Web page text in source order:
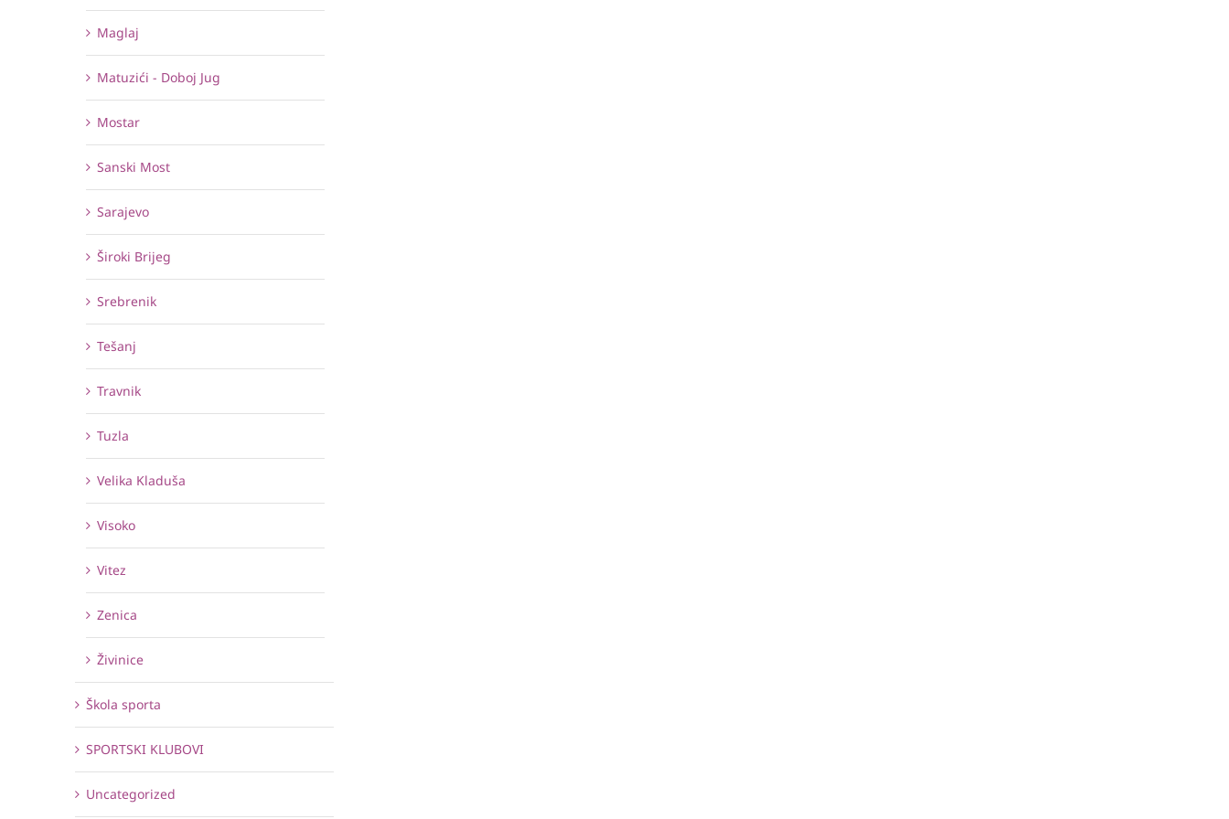
Maglaj
Matuzići - Doboj Jug
Mostar
Sanski Most
Sarajevo
Široki Brijeg
Srebrenik
Tešanj
Travnik
Tuzla
Velika Kladuša
Visoko
Vitez
Zenica
Živinice
Škola sporta
SPORTSKI KLUBOVI
Uncategorized